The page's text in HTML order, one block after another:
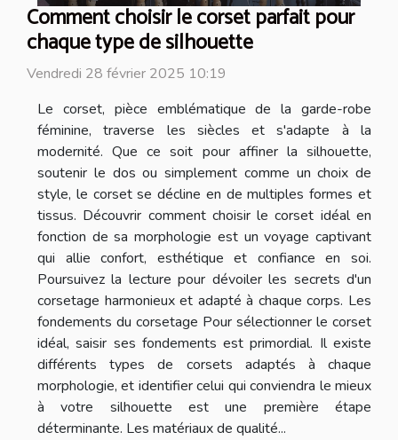
Comment choisir le corset parfait pour
chaque type de silhouette
Vendredi 28 février 2025 10:19
Le corset, pièce emblématique de la garde-robe
féminine, traverse les siècles et s'adapte à la
modernité. Que ce soit pour affiner la silhouette,
soutenir le dos ou simplement comme un choix de
style, le corset se décline en de multiples formes et
tissus. Découvrir comment choisir le corset idéal en
fonction de sa morphologie est un voyage captivant
qui allie confort, esthétique et confiance en soi.
Poursuivez la lecture pour dévoiler les secrets d'un
corsetage harmonieux et adapté à chaque corps. Les
fondements du corsetage Pour sélectionner le corset
idéal, saisir ses fondements est primordial. Il existe
différents types de corsets adaptés à chaque
morphologie, et identifier celui qui conviendra le mieux
à votre silhouette est une première étape
déterminante. Les matériaux de qualité...